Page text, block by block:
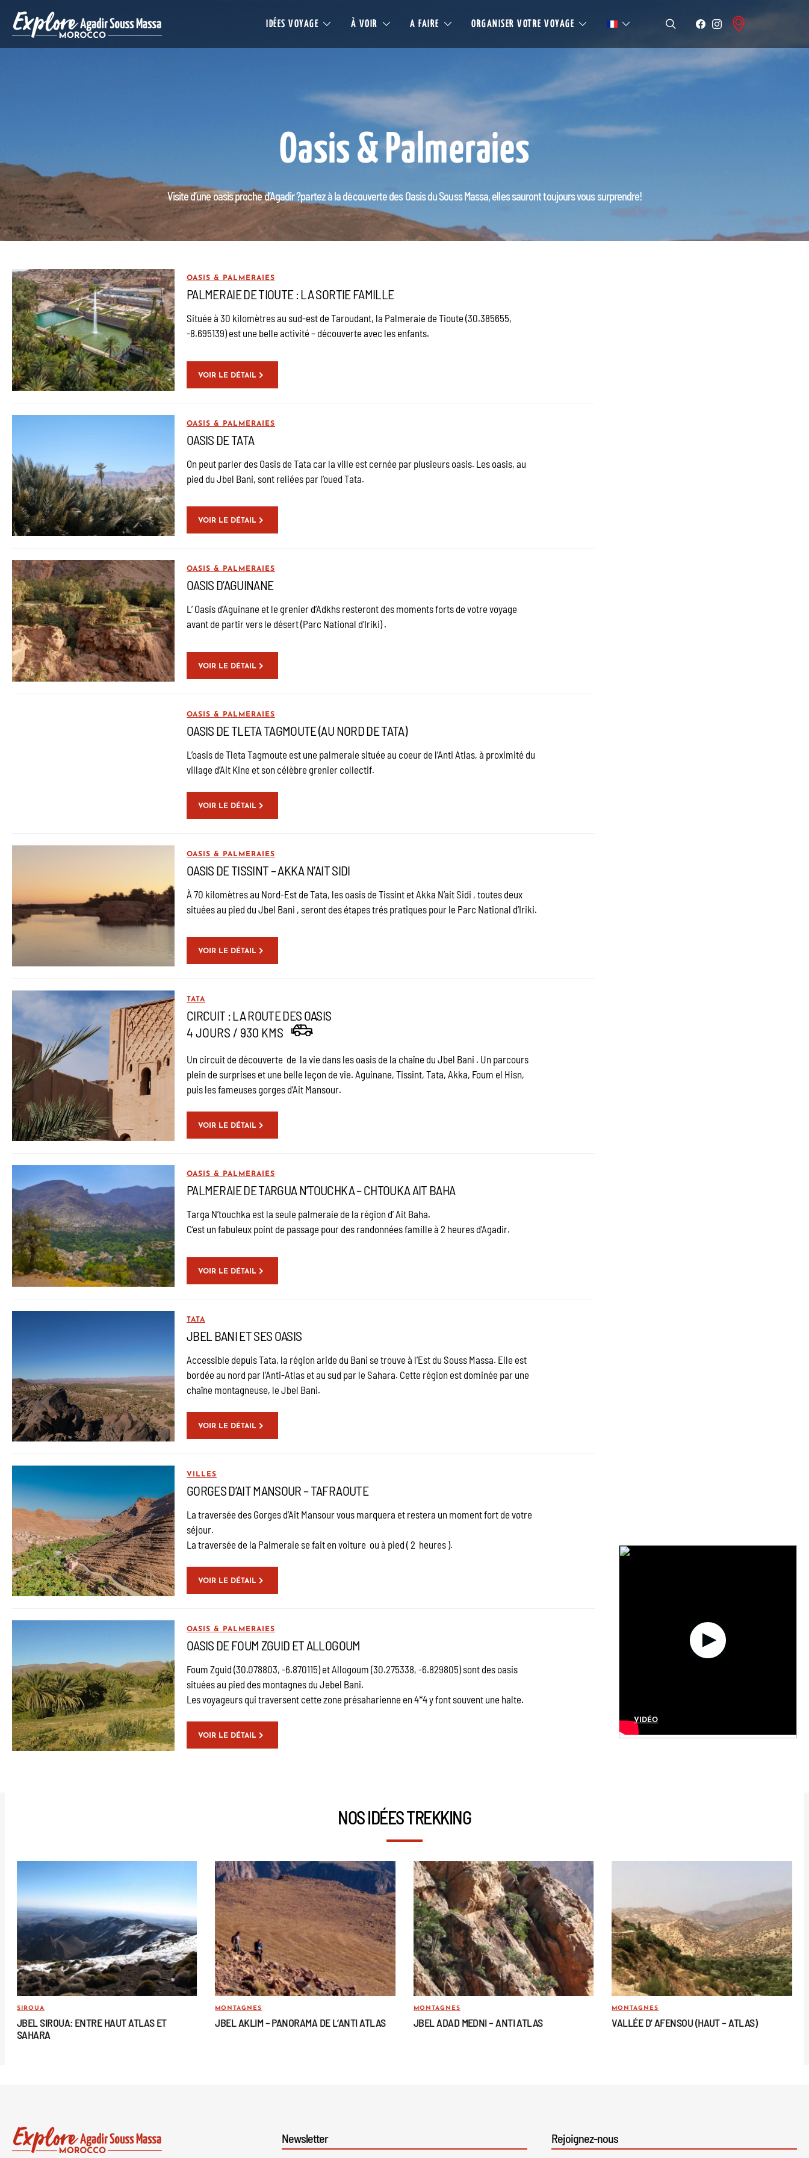
IDÉES VOYAGE À VOIR A FAIRE ORGANISER VOTRE VOYAGE
Oasis & Palmeraies
Visite d’une oasis proche d’Agadir ?partez à la découverte des Oasis du Souss Massa, elles sauront toujours vous surprendre!
OASIS & PALMERAIES
PALMERAIE DE TIOUTE : LA SORTIE FAMILLE
Située à 30 kilomètres au sud-est de Taroudant, la Palmeraie de Tioute (30.385655,
-8.695139) est une belle activité – découverte avec les enfants.
VOIR LE DÉTAIL
OASIS & PALMERAIES
OASIS DE TATA
On peut parler des Oasis de Tata car la ville est cernée par plusieurs oasis. Les oasis, au
pied du Jbel Bani, sont reliées par l’oued Tata.
VOIR LE DÉTAIL
OASIS & PALMERAIES
OASIS D’AGUINANE
L’ Oasis d’Aguinane et le grenier d’Adkhs resteront des moments forts de votre voyage
avant de partir vers le désert (Parc National d’Iriki) .
VOIR LE DÉTAIL
OASIS & PALMERAIES
OASIS DE TLETA TAGMOUTE (AU NORD DE TATA)
L’oasis de Tleta Tagmoute est une palmeraie située au coeur de l’Anti Atlas, à proximité du
village d’Ait Kine et son célèbre grenier collectif.
VOIR LE DÉTAIL
OASIS & PALMERAIES
OASIS DE TISSINT – AKKA N’AIT SIDI
À 70 kilomètres au Nord-Est de Tata, les oasis de Tissint et Akka N’ait Sidi , toutes deux
situées au pied du Jbel Bani , seront des étapes trés pratiques pour le Parc National d’Iriki.
VOIR LE DÉTAIL
TATA
CIRCUIT : LA ROUTE DES OASIS
4 JOURS / 930 KMS
Un circuit de découverte de la vie dans les oasis de la chaîne du Jbel Bani . Un parcours
plein de surprises et une belle leçon de vie. Aguinane, Tissint, Tata, Akka, Foum el Hisn,
puis les fameuses gorges d’Ait Mansour.
VOIR LE DÉTAIL
OASIS & PALMERAIES
PALMERAIE DE TARGUA N’TOUCHKA – CHTOUKA AIT BAHA
Targa N’touchka est la seule palmeraie de la région d’ Ait Baha.
C’est un fabuleux point de passage pour des randonnées famille à 2 heures d’Agadir.
VOIR LE DÉTAIL
TATA
JBEL BANI ET SES OASIS
Accessible depuis Tata, la région aride du Bani se trouve à l’Est du Souss Massa. Elle est
bordée au nord par l’Anti-Atlas et au sud par le Sahara. Cette région est dominée par une
chaîne montagneuse, le Jbel Bani.
VOIR LE DÉTAIL
VILLES
GORGES D’AIT MANSOUR – TAFRAOUTE
La traversée des Gorges d’Ait Mansour vous marquera et restera un moment fort de votre
séjour.
La traversée de la Palmeraie se fait en voiture ou à pied ( 2 heures ).
VOIR LE DÉTAIL
OASIS & PALMERAIES
OASIS DE FOUM ZGUID ET ALLOGOUM
Foum Zguid (30.078803, -6.870115) et Allogoum (30.275338, -6.829805) sont des oasis
situées au pied des montagnes du Jebel Bani.
Les voyageurs qui traversent cette zone présaharienne en 4*4 y font souvent une halte.
VOIR LE DÉTAIL
VIDÉO
NOS IDÉES TREKKING
SIROUA
JBEL SIROUA: ENTRE HAUT ATLAS ET
SAHARA
MONTAGNES
JBEL AKLIM – PANORAMA DE L’ANTI ATLAS
MONTAGNES
JBEL ADAD MEDNI – ANTI ATLAS
MONTAGNES
VALLÉE D’ AFENSOU (HAUT – ATLAS)
Newsletter Rejoignez-nous